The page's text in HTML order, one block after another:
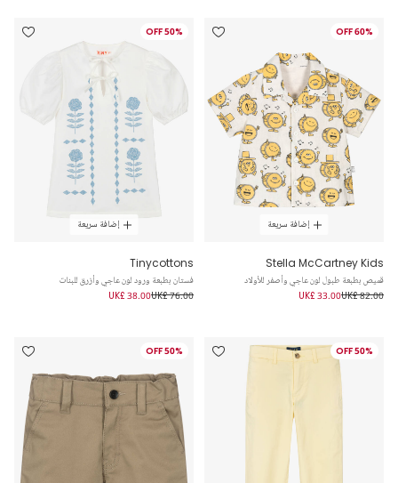
60% OFF
إضافة سريعة
Stella McCartney Kids
قميص بطبعة طبول لون عاجي وأصفر للأولاد
UK£ 82.00
UK£ 33.00
50% OFF
إضافة سريعة
Tinycottons
فستان بطبعة ورود لون عاجي وأزرق للبنات
UK£ 76.00
UK£ 38.00
50% OFF
50% OFF